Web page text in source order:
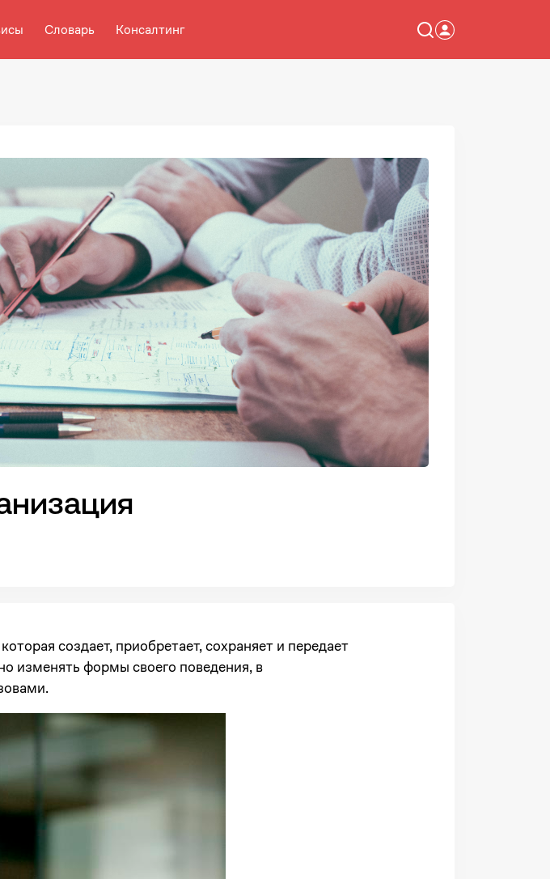
Словарь Консалтинг
создает, приобретает, сохраняет и передает
изменять формы своего поведения, в